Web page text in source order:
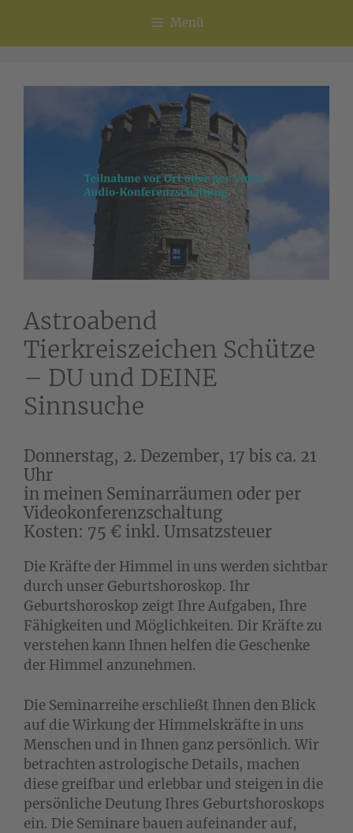
Menü
Astroabend
Tierkreiszeichen Schütze
– DU und DEINE
Sinnsuche
Donnerstag, 2. Dezember, 17 bis ca. 21
Uhr
in meinen Seminarräumen oder per
Videokonferenzschaltung
Kosten: 75 € inkl. Umsatzsteuer
Die Kräfte der Himmel in uns werden sichtbar
durch unser Geburtshoroskop. Ihr
Geburtshoroskop zeigt Ihre Aufgaben, Ihre
Fähigkeiten und Möglichkeiten. Dir Kräfte zu
verstehen kann Ihnen helfen die Geschenke
der Himmel anzunehmen.
Die Seminarreihe erschließt Ihnen den Blick
auf die Wirkung der Himmelskräfte in uns
Menschen und in Ihnen ganz persönlich. Wir
betrachten astrologische Details, machen
diese greifbar und erlebbar und steigen in die
persönliche Deutung Ihres Geburtshoroskops
ein. Die Seminare bauen aufeinander auf,